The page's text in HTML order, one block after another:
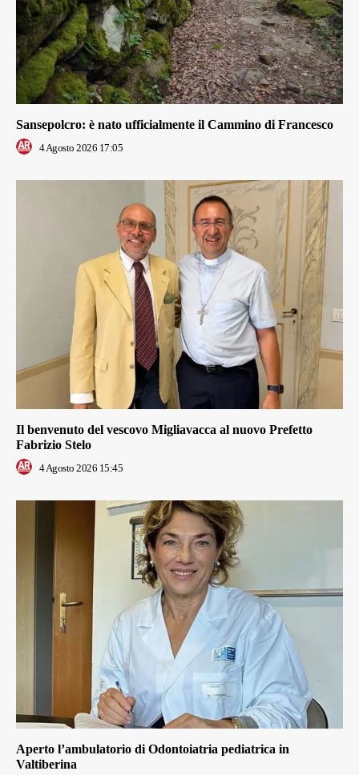
Sansepolcro: è nato ufficialmente il Cammino di Francesco
4 Agosto 2026 17:05
Il benvenuto del vescovo Migliavacca al nuovo Prefetto
Fabrizio Stelo
4 Agosto 2026 15:45
Aperto l’ambulatorio di Odontoiatria pediatrica in
Valtiberina